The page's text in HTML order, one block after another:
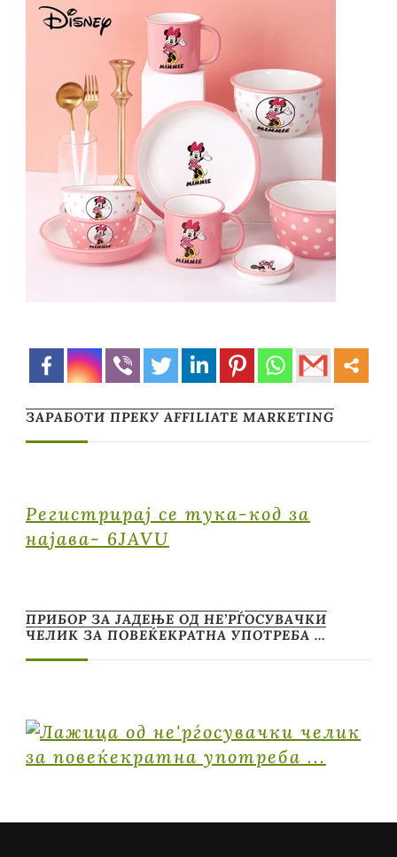
ЗАРАБОТИ ПРЕКУ AFFILIATE MARKETING
Регистрирај се тука-код за
најава- 6JAVU
ПРИБОР ЗА ЈАДЕЊЕ ОД НЕ’РЃОСУВАЧКИ
ЧЕЛИК ЗА ПОВЕЌЕКРАТНА УПОТРЕБА …